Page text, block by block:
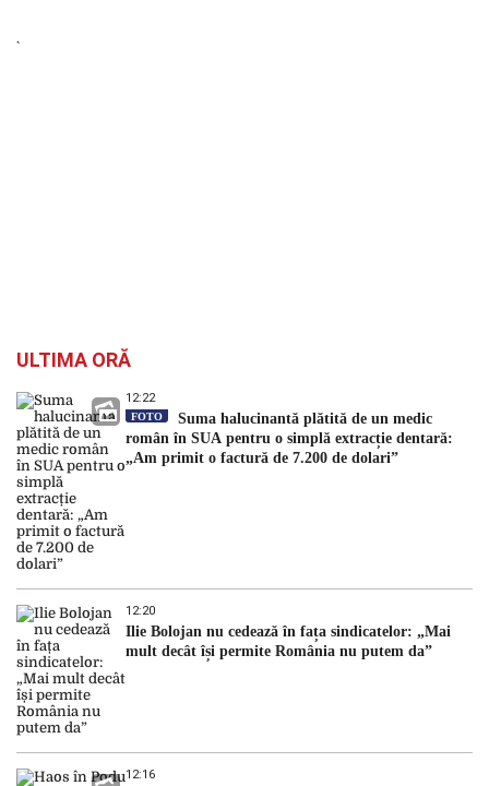
ULTIMA ORĂ
12:22
FOTO
Suma halucinantă plătită de un medic
român în SUA pentru o simplă extracție dentară:
„Am primit o factură de 7.200 de dolari”
12:20
Ilie Bolojan nu cedează în fața sindicatelor: „Mai
mult decât își permite România nu putem da”
12:16